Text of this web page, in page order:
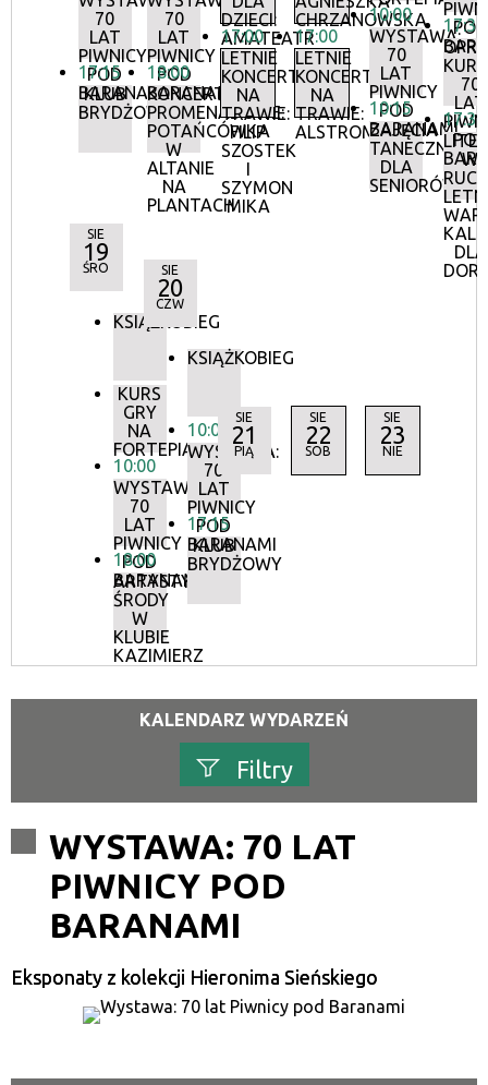
70
LAT
PIWNICY
POD
BARANAMI
17:15
KLUB
BRYDŻOWY
70
LAT
PIWNICY
POD
BARANAMI
18:00
KONCERTY
PROMENADOWE:
POTAŃCÓWKA
W
ALTANIE
NA
PLANTACH
DZIECI:
AMATEATR
17:00
LETNIE
KONCERTY
NA
TRAWIE:
FILIP
SZOSTEK
I
SZYMON
MIKA
CHRZANOWSKA
17:00
LETNIE
KONCERTY
NA
TRAWIE:
ALSTROMERIE
10:00
WYSTAWA:
70
LAT
PIWNICY
POD
BARANAMI
10:15
ZAJĘCIA
TANECZNE
DLA
SENIORÓW
POD
17:30
70
LAT
POD
17:30
W
DLA
SIE
19
ŚRO
KSIĄŻKOBIEG
KURS
GRY
NA
FORTEPIANIE
10:00
WYSTAWA:
70
LAT
PIWNICY
POD
BARANAMI
18:00
ARTYSTYCZNE
ŚRODY
W
KLUBIE
KAZIMIERZ
SIE
20
CZW
KSIĄŻKOBIEG
10:00
WYSTAWA:
70
LAT
PIWNICY
POD
BARANAMI
17:15
KLUB
BRYDŻOWY
SIE
21
PIĄ
SIE
22
SOB
SIE
23
NIE
KALENDARZ WYDARZEŃ
Filtry
Kategoria
Trwające w zakresie
—
Miejsce
WYSTAWA: 70 LAT
PIWNICY POD
BARANAMI
Eksponaty z kolekcji Hieronima Sieńskiego